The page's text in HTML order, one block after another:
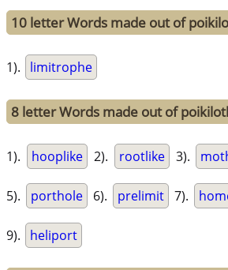
10 letter Words made out of
1). limitrophe
8 letter Words made out of
1). hooplike 2). rootlike 3).
5). porthole 6). prelimit 7).
9). heliport